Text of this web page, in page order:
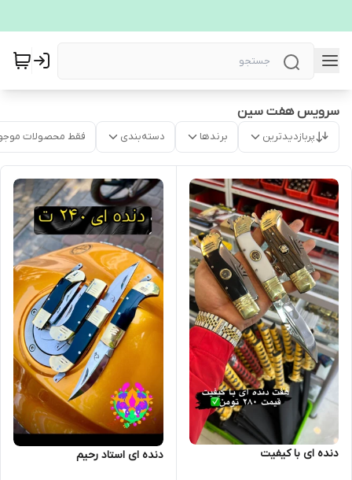
سرویس هفت سین
پربازدیدترین برندها دسته‌بندی فقط محصولات
دنده ای با کیفیت دنده ای استاد رحیم